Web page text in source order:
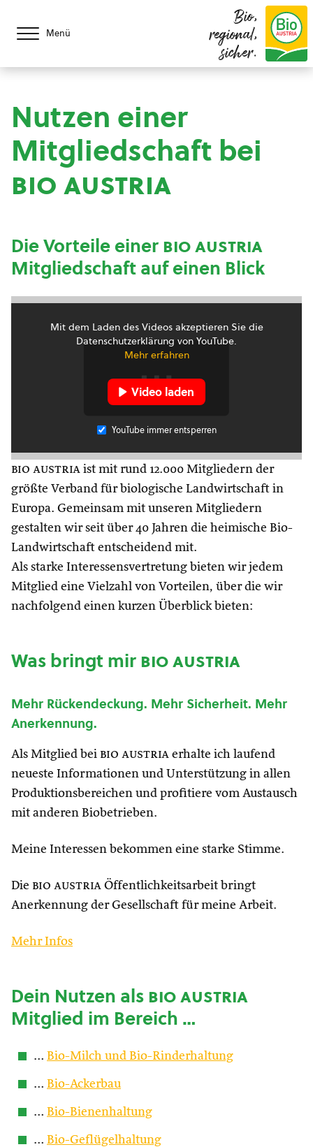
Menü
Bio,
regional,
sicher.
Nutzen einer
Mitgliedschaft bei
bio austria
Die Vorteile einerbio austria
Mitgliedschaft auf einen Blick
Mit dem Laden des Videos akzeptieren Sie die
Datenschutzerklärung von YouTube.
Mehr erfahren
Video laden
YouTube immer entsperren
bio austria ist mit rund 12.000 Mitgliedern der
größte Verband für biologische Landwirtschaft in
Europa. Gemeinsam mit unseren Mitgliedern
gestalten wir seit über 40 Jahren die heimische Bio-
Landwirtschaft entscheidend mit.
Als starke Interessensvertretung bieten wir jedem
Mitglied eine Vielzahl von Vorteilen, über die wir
nachfolgend einen kurzen Überblick bieten:
Was bringt mirbio austria
Mehr Rückendeckung. Mehr Sicherheit. Mehr
Anerkennung.
Als Mitglied bei bio austria erhalte ich laufend
neueste Informationen und Unterstützung in allen
Produktionsbereichen und profitiere vom Austausch
mit anderen Biobetrieben.
Meine Interessen bekommen eine starke Stimme.
Die bio austria Öffentlichkeitsarbeit bringt
Anerkennung der Gesellschaft für meine Arbeit.
Mehr Infos
Dein Nutzen alsbio austria
Mitglied im Bereich …
… Bio-Milch und Bio-Rinderhaltung
… Bio-Ackerbau
… Bio-Bienenhaltung
… Bio-Geflügelhaltung